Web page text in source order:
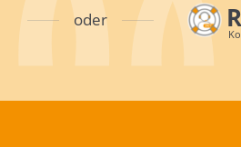
oder